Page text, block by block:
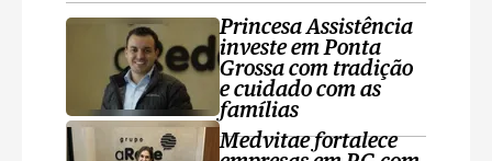
Princesa Assistência
investe em Ponta
Grossa com tradição
e cuidado com as
famílias
Medvitae fortalece